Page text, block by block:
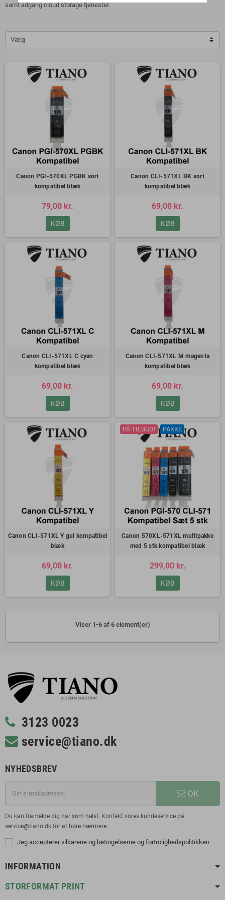
samt adgang cloud storage tjenester.
Vælg
Canon PGI-570XL PGBK sort
kompatibel blæk
79,00 kr.
KØB
Canon CLI-571XL BK sort
kompatibel blæk
69,00 kr.
KØB
Canon CLI-571XL C cyan
kompatibel blæk
69,00 kr.
KØB
Canon CLI-571XL M magenta
kompatibel blæk
69,00 kr.
KØB
Canon CLI-571XL Y gul kompatibel
blæk
69,00 kr.
KØB
PÅ TILBUD! PAKKE
Canon 570XL-571XL multipakke
med 5 stk kompatibel blæk
299,00 kr.
KØB
Viser 1-6 af 6 element(er)
3123 0023
service@tiano.dk
NYHEDSBREV
OK
Du kan framelde dig når som helst. Kontakt vores kundeservice på
service@tiano.dk for at høre nærmere.
Jeg accepterer vilkårene og betingelserne og fortrolighedspolitikken
INFORMATION
STORFORMAT PRINT